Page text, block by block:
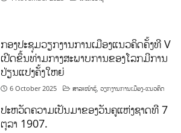
ກອງປະຊຸມວຽກງານການເມືອງແນວຄິດຄັ້ງທີ V
ເປີດຂຶ້ນທ່າມກາງສະພາບການຂອງໂລກມີການ
ປ່ຽນແປງຄັ້ງໃຫຍ່
6 October 2025 ສາລະໜ້າຮູ້ ,ວຽກງານການເມືອງ-ແນວຄິດ
ປະຫວັດຄວາມເປັນມາຂອງວັນຄູແຫ່ງຊາດທີ 7
ຕຸລາ 1907.